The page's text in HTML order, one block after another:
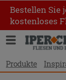
Bestellen Sie
kostenloses
Produkte